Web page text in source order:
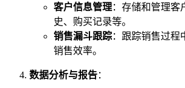
客户信息管理：存储和管理客
史、购买记录等。
销售漏斗跟踪：跟踪销售过程
销售效率。
数据分析与报告：